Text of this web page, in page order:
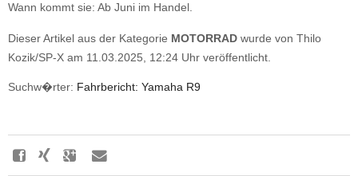
Wann kommt sie: Ab Juni im Handel.
Dieser Artikel aus der Kategorie MOTORRAD wurde von Thilo
Kozik/SP-X am 11.03.2025, 12:24 Uhr veröffentlicht.
Suchw�rter: Fahrbericht: Yamaha R9